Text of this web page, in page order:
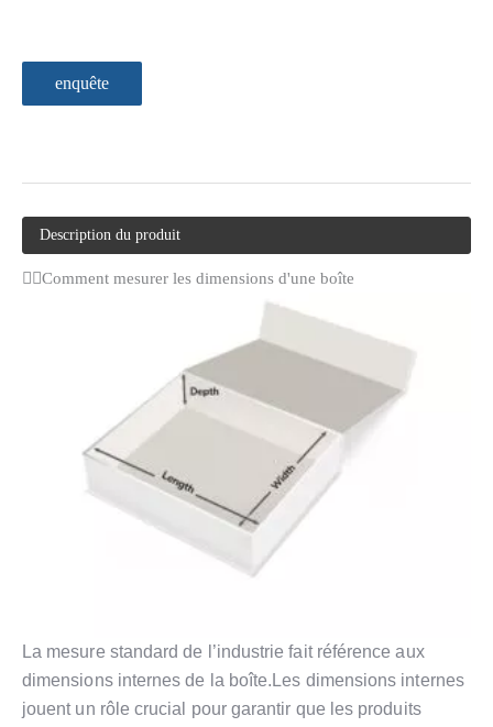
enquête
Description du produit
Comment mesurer les dimensions d'une boîte
La mesure standard de l’industrie fait référence aux
dimensions internes de la boîte.Les dimensions internes
jouent un rôle crucial pour garantir que les produits